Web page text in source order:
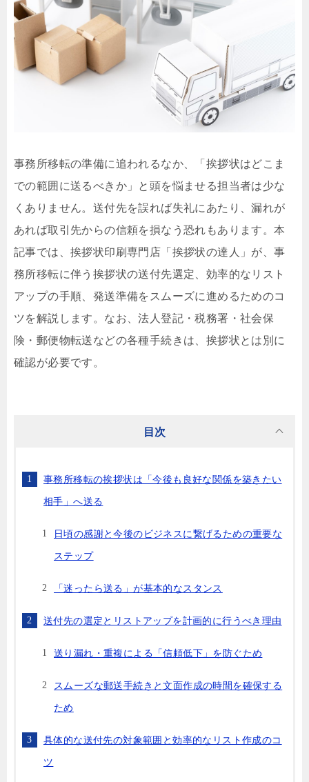
事務所移転の準備に追われるなか、「挨拶状はどこま
での範囲に送るべきか」と頭を悩ませる担当者は少な
くありません。送付先を誤れば失礼にあたり、漏れが
あれば取引先からの信頼を損なう恐れもあります。本
記事では、挨拶状印刷専門店「挨拶状の達人」が、事
務所移転に伴う挨拶状の送付先選定、効率的なリスト
アップの手順、発送準備をスムーズに進めるためのコ
ツを解説します。なお、法人登記・税務署・社会保
険・郵便物転送などの各種手続きは、挨拶状とは別に
確認が必要です。
目次
事務所移転の挨拶状は「今後も良好な関係を築きたい
相手」へ送る
日頃の感謝と今後のビジネスに繋げるための重要な
ステップ
「迷ったら送る」が基本的なスタンス
送付先の選定とリストアップを計画的に行うべき理由
送り漏れ・重複による「信頼低下」を防ぐため
スムーズな郵送手続きと文面作成の時間を確保する
ため
具体的な送付先の対象範囲と効率的なリスト作成のコ
ツ